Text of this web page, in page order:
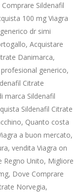
Sildenafil
100 mg Viagra
dr simi
Acquistare
Danimarca,
generico,
Citrate
marca Sildenafil
Sildenafil Citrate
Quanto costa
a buon mercato,
vendita Viagra on
Regno Unito, Migliore
Dove Comprare
Norvegia,